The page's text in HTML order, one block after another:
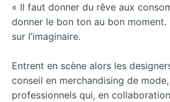
« Il faut donner du rêve aux
donner le bon ton au bon
sur l’imaginaire.
Entrent en scène alors les
conseil en merchandising de
professionnels qui, en